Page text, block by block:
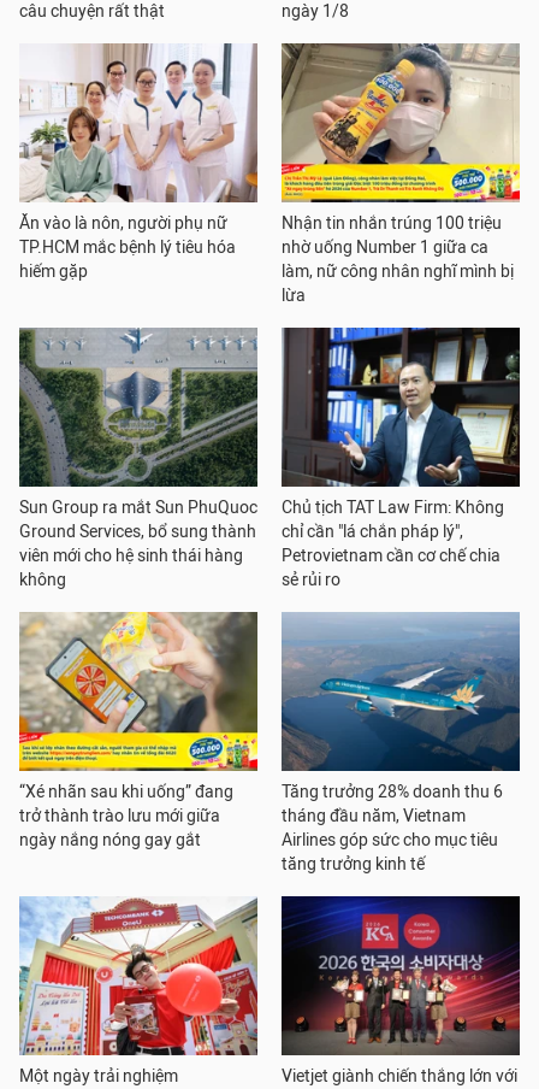
câu chuyện rất thật
ngày 1/8
Ăn vào là nôn, người phụ nữ
TP.HCM mắc bệnh lý tiêu hóa
hiếm gặp
Nhận tin nhắn trúng 100 triệu
nhờ uống Number 1 giữa ca
làm, nữ công nhân nghĩ mình bị
lừa
Sun Group ra mắt Sun PhuQuoc
Ground Services, bổ sung thành
viên mới cho hệ sinh thái hàng
không
Chủ tịch TAT Law Firm: Không
chỉ cần "lá chắn pháp lý",
Petrovietnam cần cơ chế chia
sẻ rủi ro
“Xé nhãn sau khi uống” đang
trở thành trào lưu mới giữa
ngày nắng nóng gay gắt
Tăng trưởng 28% doanh thu 6
tháng đầu năm, Vietnam
Airlines góp sức cho mục tiêu
tăng trưởng kinh tế
Một ngày trải nghiệm
Vietjet giành chiến thắng lớn với